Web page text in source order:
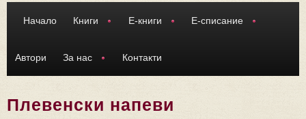
Начало Книги Е-книги Е-списание
Автори За нас Контакти
Плевенски напеви